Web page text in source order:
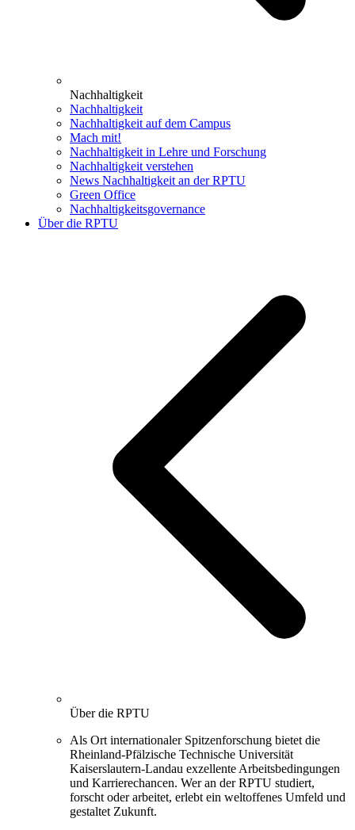
Nachhaltigkeit
Nachhaltigkeit
Nachhaltigkeit auf dem Campus
Mach mit!
Nachhaltigkeit in Lehre und Forschung
Nachhaltigkeit verstehen
News Nachhaltigkeit an der RPTU
Green Office
Nachhaltigkeitsgovernance
Über die RPTU
Über die RPTU
Als Ort internationaler Spitzenforschung bietet die
Rheinland-Pfälzische Technische Universität
Kaiserslautern-Landau exzellente Arbeitsbedingungen
und Karrierechancen. Wer an der RPTU studiert,
forscht oder arbeitet, erlebt ein weltoffenes Umfeld und
gestaltet Zukunft.